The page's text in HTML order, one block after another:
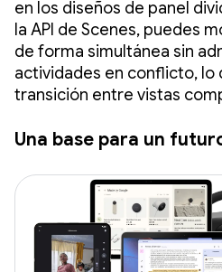
en los diseños de panel
la API de Scenes, puedes
de forma simultánea sin
actividades en conflicto, lo
transición entre vistas
Una base para un